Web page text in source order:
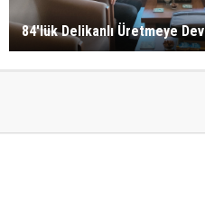
84'lük Delikanlı Üretmeye